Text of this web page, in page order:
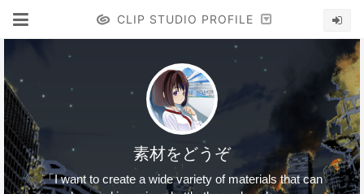
CLIP STUDIO PROFILE
素材をどうぞ
「I want to create a wide variety of materials that can